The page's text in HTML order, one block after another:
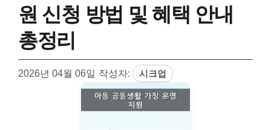
원 신청 방법 및 혜택 안내
총정리
2026년 04월 06일 작성자: 시크업